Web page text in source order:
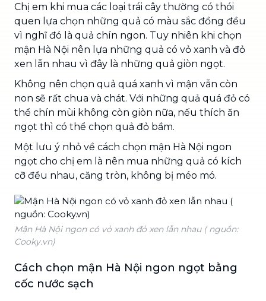
Chị em khi mua các loại trái cây thường có thói
quen lựa chọn những quả có màu sắc đồng đều
vì nghĩ đó là quả chín ngon. Tuy nhiên khi chọn
mận Hà Nội nên lựa những quả có vỏ xanh và đỏ
xen lẫn nhau vì đây là những quả giòn ngọt.
Không nên chọn quả quá xanh vì mận vẫn còn
non sẽ rất chua và chát. Với những quả quá đỏ có
thể chín mùi không còn giòn nữa, nếu thích ăn
ngọt thì có thể chọn quả đỏ bầm.
Một lưu ý nhỏ về cách chọn mận Hà Nội ngon
ngọt cho chị em là nên mua những quả có kích
cỡ đều nhau, căng tròn, không bị méo mó.
Mận Hà Nội ngon có vỏ xanh đỏ xen lẫn nhau ( nguồn:
Cooky.vn)
Cách chọn mận Hà Nội ngon ngọt bằng
cốc nước sạch